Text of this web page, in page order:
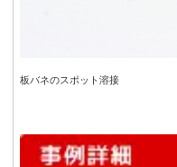
板バネのスポット溶接